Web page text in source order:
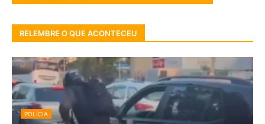
RELEMBRE O QUE ACONTECEU
POLÍCIA